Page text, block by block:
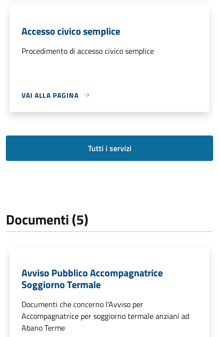
Accesso civico semplice
Procedimento di accesso civico semplice
VAI ALLA PAGINA
Tutti i servizi
Documenti (5)
Avviso Pubblico Accompagnatrice
Soggiorno Termale
Documenti che concerno l'Avviso per
Accompagnatrice per soggiorno termale anziani ad
Abano Terme